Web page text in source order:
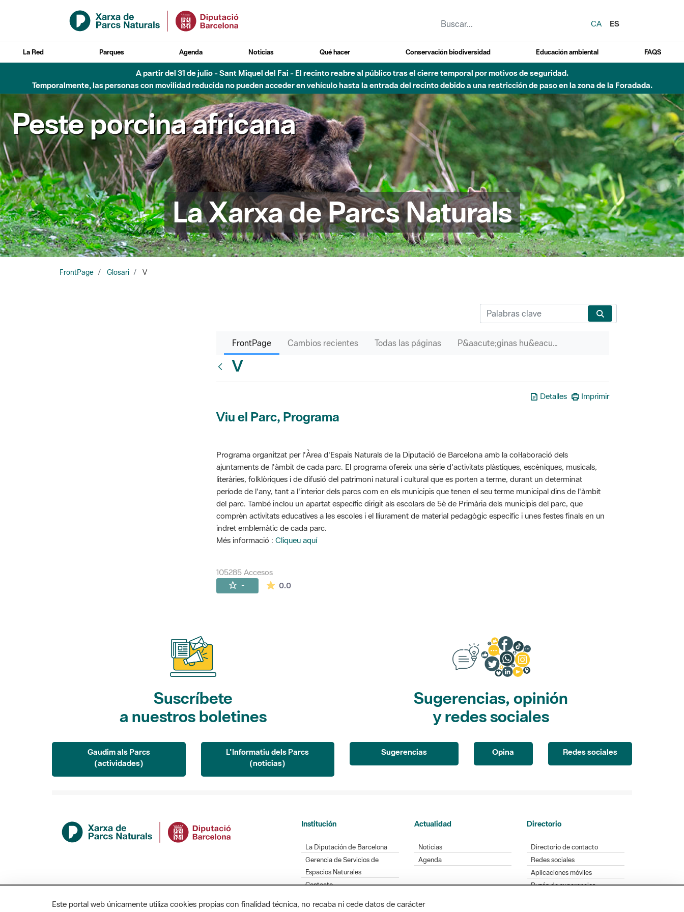
Saltar al contenido principal
CA
ES
La Red Parques Agenda Noticias Qué hacer Conservación biodiversidad Educación ambiental FAQS
A partir del 31 de julio - Sant Miquel del Fai - El recinto reabre al público tras el cierre temporal por motivos de seguridad.
Temporalmente, las personas con movilidad reducida no pueden acceder en vehículo hasta la entrada del recinto debido a una restricción de paso en la zona de la Foradada.
Peste porcina africana
La Xarxa de Parcs Naturals
FrontPage Glosari V
FrontPage Cambios recientes Todas las páginas P&aacute;ginas hu&eacute;rfanas
V
Detalles Imprimir
Viu el Parc, Programa
Programa organitzat per l'Àrea d'Espais Naturals de la Diputació de Barcelona amb la col·laboració dels
ajuntaments de l'àmbit de cada parc. El programa ofereix una sèrie d'activitats plàstiques, escèniques, musicals,
literàries, folklòriques i de difusió del patrimoni natural i cultural que es porten a terme, durant un determinat
període de l'any, tant a l'interior dels parcs com en els municipis que tenen el seu terme municipal dins de l'àmbit
del parc. També inclou un apartat específic dirigit als escolars de 5è de Primària dels municipis del parc, que
comprèn activitats educatives a les escoles i el lliurament de material pedagògic específic i unes festes finals en un
indret emblemàtic de cada parc.
Més informació : Cliqueu aquí
105285 Accesos
- 0.0La valoración media es de 0 estrellas de 5.
Suscríbete
a nuestros boletines
Gaudim als Parcs
(actividades)
L'Informatiu dels Parcs
(noticias)
Sugerencias, opinión
y redes sociales
Sugerencias Opina Redes sociales
Institución
La Diputación de Barcelona
Gerencia de Servicios de
Espacios Naturales
Contacto
Actualidad
Noticias
Agenda
Directorio
Directorio de contacto
Redes sociales
Aplicaciones móviles
Buzón de sugerencias
Este portal web únicamente utiliza cookies propias con finalidad técnica, no recaba ni cede datos de carácter